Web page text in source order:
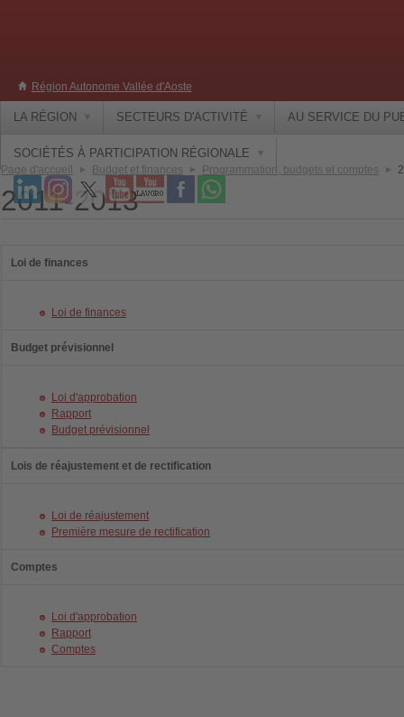
Région Autonome Vallée d'Aoste
LA RÉGION SECTEURS D'ACTIVITÉ AU SERVICE DU
SOCIÉTÉS À PARTICIPATION RÉGIONALE
Page d'accueil Budget et finances Programmation, budgets et comptes
2011-2013
Loi de finances
Loi de finances
Budget prévisionnel
Loi d'approbation
Rapport
Budget prévisionnel
Lois de réajustement et de rectification
Loi de réajustement
Première mesure de rectification
Comptes
Loi d'approbation
Rapport
Comptes